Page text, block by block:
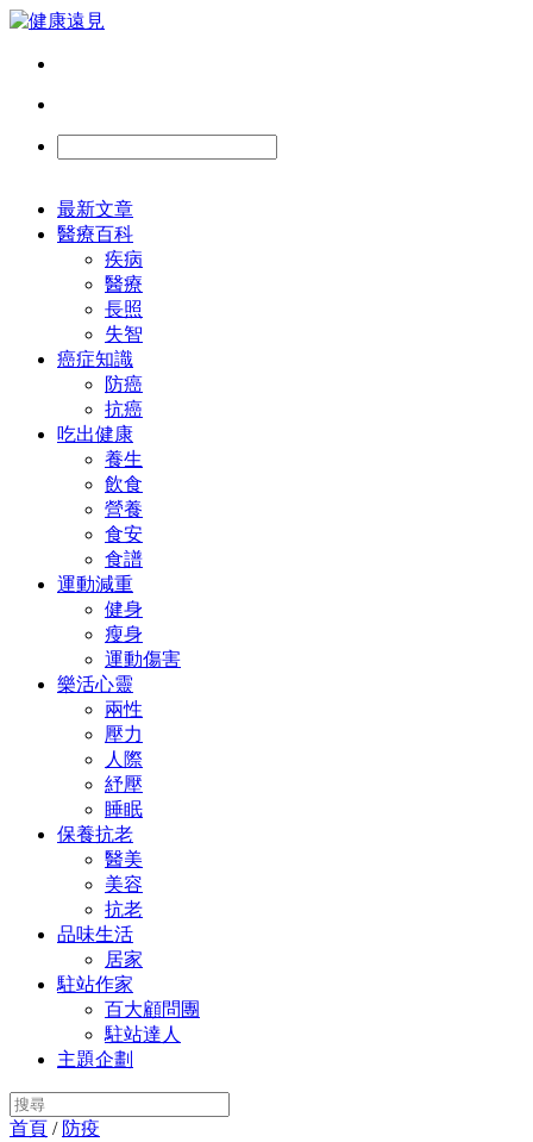
最新文章
醫療百科
疾病
醫療
長照
失智
癌症知識
防癌
抗癌
吃出健康
養生
飲食
營養
食安
食譜
運動減重
健身
瘦身
運動傷害
樂活心靈
兩性
壓力
人際
紓壓
睡眠
保養抗老
醫美
美容
抗老
品味生活
居家
駐站作家
百大顧問團
駐站達人
主題企劃
首頁 / 防疫